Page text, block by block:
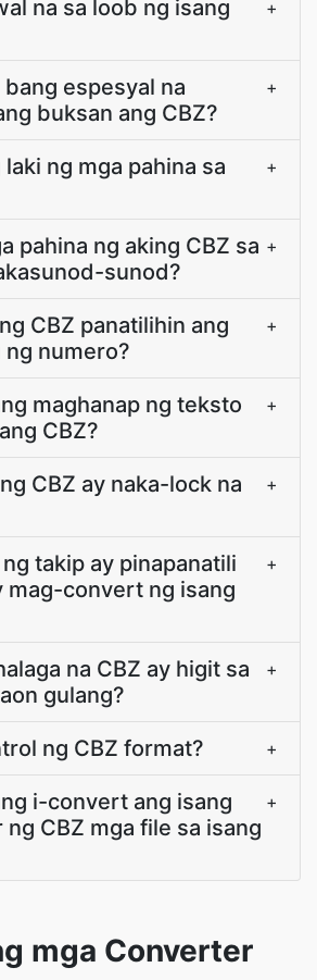
na sa loob ng isang
+
bang espesyal na
buksan ang CBZ?
+
ng mga pahina sa
+
pahina ng aking CBZ sa
sunod?
+
CBZ panatilihin ang
numero?
+
maghanap ng teksto
CBZ?
+
CBZ ay naka-lock na
+
takip ay pinapanatili
mag-convert ng isang
+
na CBZ ay higit sa
gulang?
+
ng CBZ format? +
i-convert ang isang
CBZ mga file sa isang
+
mga Converter